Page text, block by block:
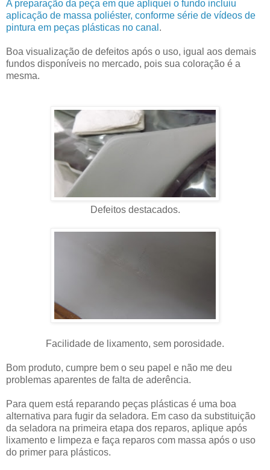
A preparação da peça em que apliquei o fundo incluiu
aplicação de massa poliéster, conforme série de vídeos de
pintura em peças plásticas no canal .
Boa visualização de defeitos após o uso, igual aos demais
fundos disponíveis no mercado, pois sua coloração é a
mesma.
Defeitos destacados.
Facilidade de lixamento, sem porosidade.
Bom produto, cumpre bem o seu papel e não me deu
problemas aparentes de falta de aderência.
Para quem está reparando peças plásticas é uma boa
alternativa para fugir da seladora. Em caso da substituição
da seladora na primeira etapa dos reparos, aplique após
lixamento e limpeza e faça reparos com massa após o uso
do primer para plásticos.